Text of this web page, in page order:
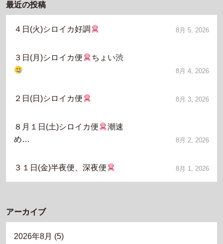
最近の投稿
４日(火)シロイカ好調 8月 5, 2026
３日(月)シロイカ便 ちょい渋
8月 4, 2026
２日(日)シロイカ便 8月 3, 2026
８月１日(土)シロイカ便
潮速
め…
8月 2, 2026
３１日(金)半夜便、深夜便 8月 1, 2026
アーカイブ
2026年8月 (5)